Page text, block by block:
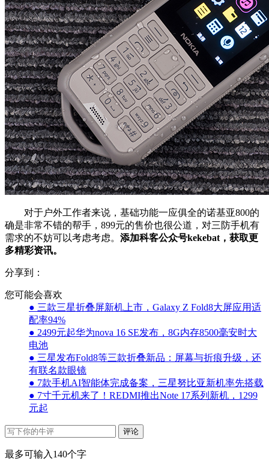
对于户外工作者来说，基础功能一应俱全的诺基亚800的
确是非常不错的帮手，899元的售价也很公道，对三防手机有
需求的不妨可以考虑考虑。 添加科客公众号kekebat，获取更
多精彩资讯。
分享到：
您可能会喜欢
● 三款三星折叠屏新机上市，Galaxy Z Fold8大屏应用适
配率94%
● 2499元起华为nova 16 SE发布，8G内存8500毫安时大
电池
● 三星发布Fold8等三款折叠新品：屏幕与折痕升级，还
有联名款眼镜
● 7款手机AI智能体完成备案，三星努比亚新机率先搭载
● 7寸千元机来了！REDMI推出Note 17系列新机，1299
元起
评论
最多可输入140个字